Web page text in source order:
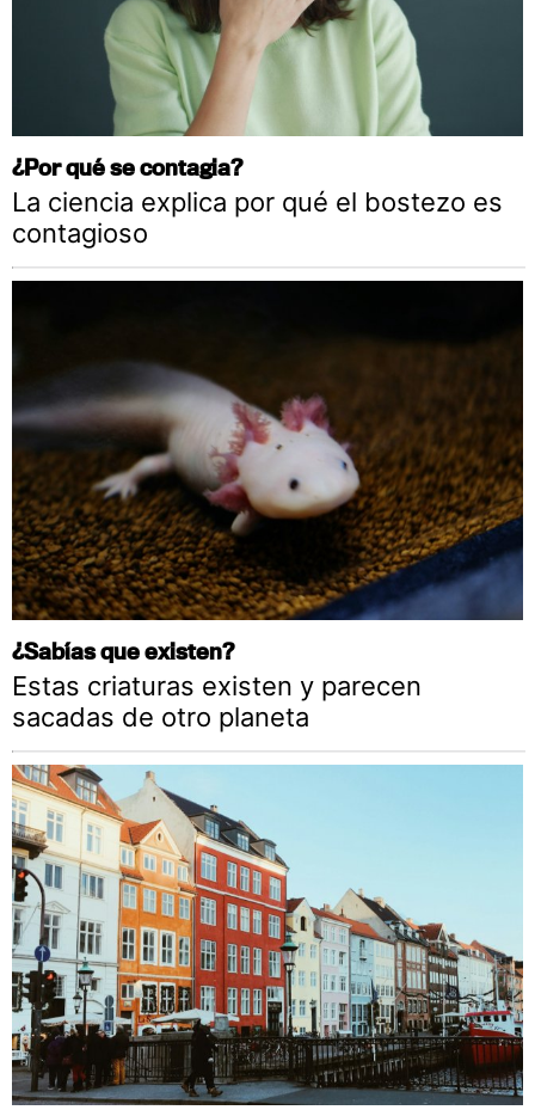
¿Por qué se contagia?
La ciencia explica por qué el bostezo es
contagioso
¿Sabías que existen?
Estas criaturas existen y parecen
sacadas de otro planeta